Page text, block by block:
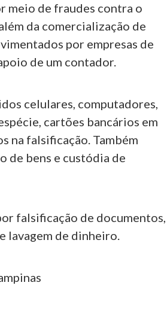
meio de fraudes contra o
da comercialização de
por empresas de
de um contador.
celulares, computadores,
cartões bancários em
na falsificação. Também
de bens e custódia de
falsificação de documentos,
lavagem de dinheiro.